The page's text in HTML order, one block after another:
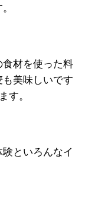
材を使った料
美味しいです
す。
といろんなイ